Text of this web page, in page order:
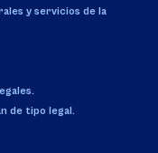
y servicios de la
de tipo legal.